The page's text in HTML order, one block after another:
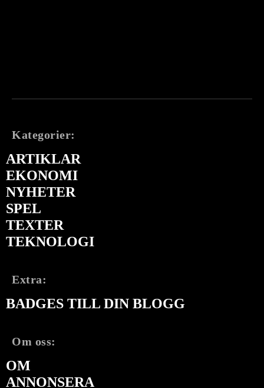
Kategorier:
ARTIKLAR
EKONOMI
NYHETER
SPEL
TEXTER
TEKNOLOGI
Extra:
BADGES TILL DIN BLOGG
Om oss:
OM
ANNONSERA